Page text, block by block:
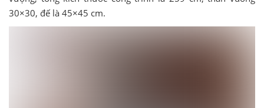
30×30, đế là 45×45 cm.